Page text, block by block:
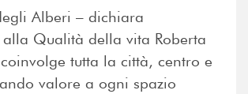
Alberi – dichiara
alla Qualità della vita Roberta
tutta la città, centro e
valore a ogni spazio